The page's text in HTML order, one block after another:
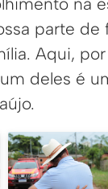
parte
Aqui,
deles é